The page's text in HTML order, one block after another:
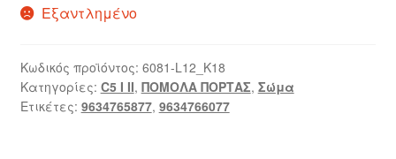
Εξαντλημένο
Κωδικός προϊόντος: 6081-L12_K18
Κατηγορίες: C5 I II, ΠΟΜΟΛΑ ΠΟΡΤΑΣ, Σώμα
Ετικέτες: 9634765877, 9634766077